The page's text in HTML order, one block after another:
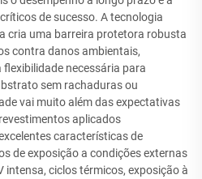
de sucesso. A tecnologia
cria uma barreira protetora robusta
contra danos ambientais,
necessária para
sem rachaduras ou
vai muito além das expectativas
aplicados
características de
de exposição a condições externas
intensa, ciclos térmicos, exposição à